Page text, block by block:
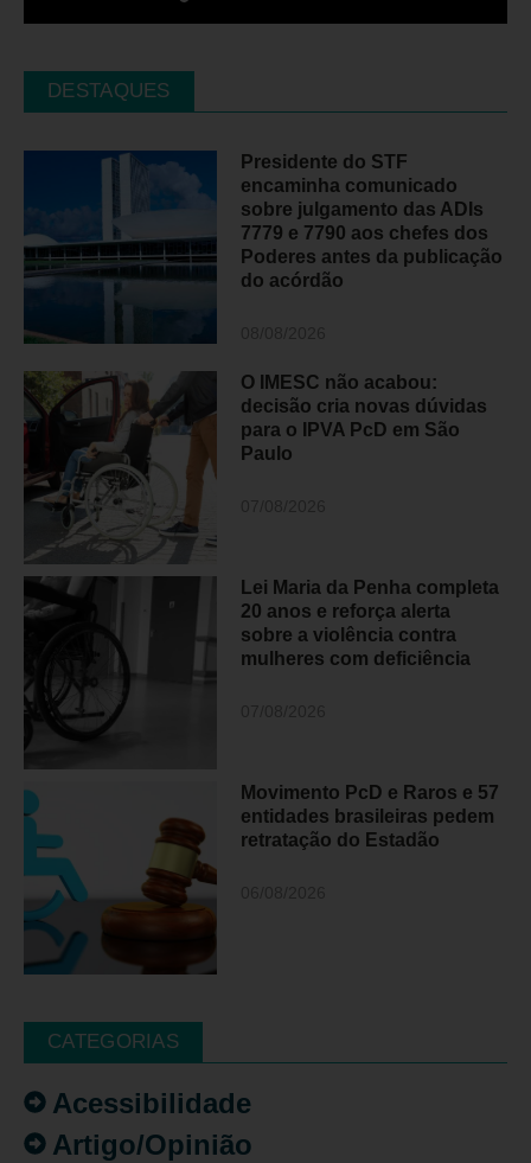
DESTAQUES
Presidente do STF
encaminha comunicado
sobre julgamento das ADIs
7779 e 7790 aos chefes dos
Poderes antes da publicação
do acórdão
O IMESC não acabou:
decisão cria novas dúvidas
para o IPVA PcD em São
Paulo
Lei Maria da Penha completa
20 anos e reforça alerta
sobre a violência contra
mulheres com deficiência
Movimento PcD e Raros e 57
entidades brasileiras pedem
retratação do Estadão
CATEGORIAS
Acessibilidade
Artigo/Opinião